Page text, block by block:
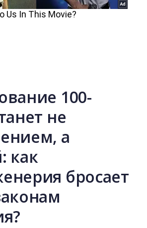
100-
не
а
как
бросает